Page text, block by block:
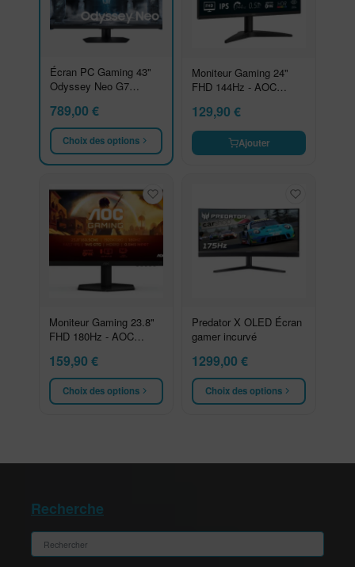
Écran PC Gaming 43"
Odyssey Neo G7
789,00 €
Choix des options
Moniteur Gaming 24"
FHD 144Hz - AOC
129,90 €
Ajouter
Moniteur Gaming 23.8"
FHD 180Hz - AOC
159,90 €
Choix des options
Predator X OLED Écran
gamer incurvé
1299,00 €
Choix des options
Recherche